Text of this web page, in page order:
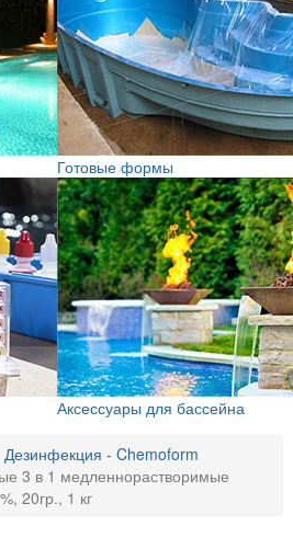
Готовые формы
Аксессуары для бассейна
Дезинфекция - Chemoform
3 в 1 медленнорастворимые
20гр., 1 кг